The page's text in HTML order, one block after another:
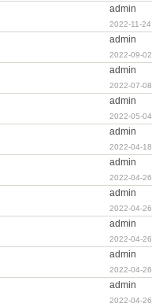
admin
2022-11-24
admin
2022-09-02
admin
2022-07-08
admin
2022-05-04
admin
2022-04-18
admin
2022-04-26
admin
2022-04-26
admin
2022-04-26
admin
2022-04-26
admin
2022-04-26